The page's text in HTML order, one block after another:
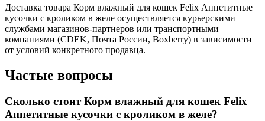
Доставка товара Корм влажный для кошек Felix Аппетитные
кусочки с кроликом в желе осуществляется курьерскими
службами магазинов-партнеров или транспортными
компаниями (CDEK, Почта России, Boxberry) в зависимости
от условий конкретного продавца.
Частые вопросы
Сколько стоит Корм влажный для кошек Felix
Аппетитные кусочки с кроликом в желе?